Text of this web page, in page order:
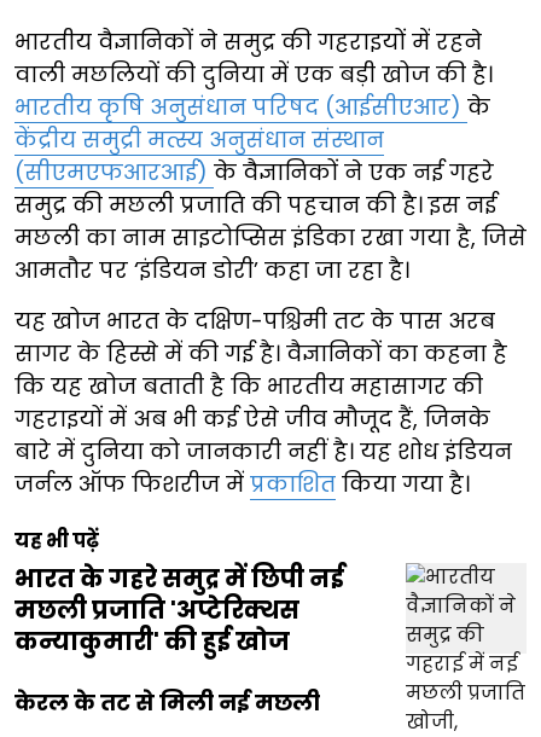
भारतीय वैज्ञानिकों ने समुद्र की गहराइयों में रहने
वाली मछलियों की दुनिया में एक बड़ी खोज की है।
भारतीय कृषि अनुसंधान परिषद (आईसीएआर) के
केंद्रीय समुद्री मत्स्य अनुसंधान संस्थान
(सीएमएफआरआई) के वैज्ञानिकों ने एक नई गहरे
समुद्र की मछली प्रजाति की पहचान की है। इस नई
मछली का नाम साइटोप्सिस इंडिका रखा गया है, जिसे
आमतौर पर ‘इंडियन डोरी’ कहा जा रहा है।
यह खोज भारत के दक्षिण-पश्चिमी तट के पास अरब
सागर के हिस्से में की गई है। वैज्ञानिकों का कहना है
कि यह खोज बताती है कि भारतीय महासागर की
गहराइयों में अब भी कई ऐसे जीव मौजूद हैं, जिनके
बारे में दुनिया को जानकारी नहीं है। यह शोध इंडियन
जर्नल ऑफ फिशरीज में प्रकाशित किया गया है।
यह भी पढ़ें
भारत के गहरे समुद्र में छिपी नई
मछली प्रजाति 'अप्टेरिक्थस
कन्याकुमारी' की हुई खोज
केरल के तट से मिली नई मछली